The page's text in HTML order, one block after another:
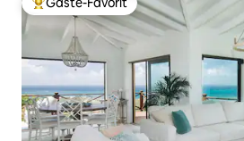
Beliebter Gäste-Favorit.